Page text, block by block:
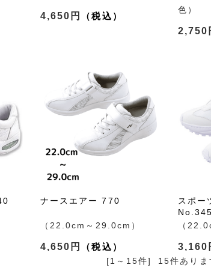
4,650円
色）
2,750
ナースエアー 770
（22.0cm～29.0cm）
4,650円
スポー
No.345
（
3,160
[1～15件] 15件ありま